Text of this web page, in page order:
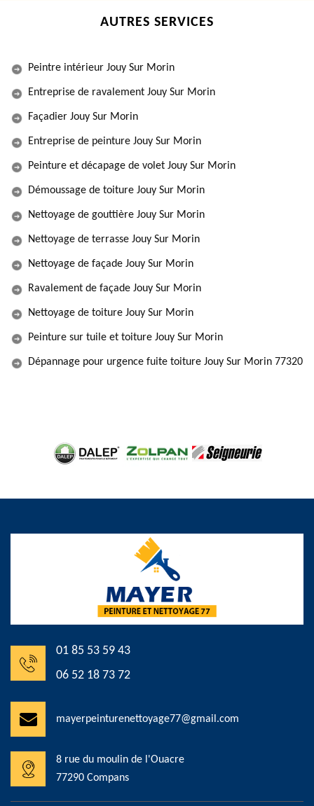
AUTRES SERVICES
Peintre intérieur Jouy Sur Morin
Entreprise de ravalement Jouy Sur Morin
Façadier Jouy Sur Morin
Entreprise de peinture Jouy Sur Morin
Peinture et décapage de volet Jouy Sur Morin
Démoussage de toiture Jouy Sur Morin
Nettoyage de gouttière Jouy Sur Morin
Nettoyage de terrasse Jouy Sur Morin
Nettoyage de façade Jouy Sur Morin
Ravalement de façade Jouy Sur Morin
Nettoyage de toiture Jouy Sur Morin
Peinture sur tuile et toiture Jouy Sur Morin
Dépannage pour urgence fuite toiture Jouy Sur Morin 77320
01 85 53 59 43
06 52 18 73 72
mayerpeinturenettoyage77@gmail.com
8 rue du moulin de l'Ouacre
77290 Compans